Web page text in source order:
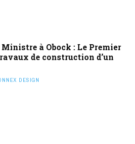
à Obock : Le Premier
de construction d’un
DESIGN